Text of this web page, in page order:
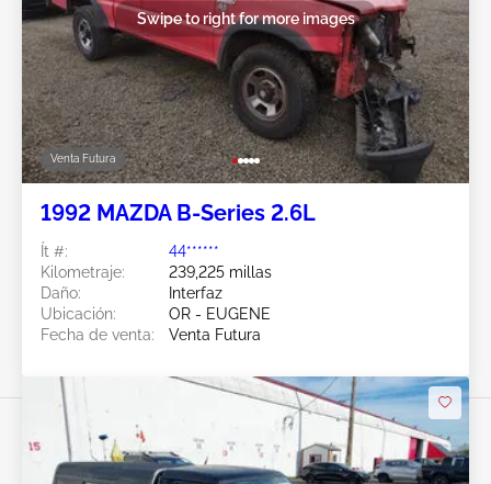
Venta Futura
Swipe to right for more images
1992 MAZDA B-Series 2.6L
Ít #:
44******
Kilometraje:
239,225 millas
Daño:
Interfaz
Ubicación:
OR - EUGENE
Fecha de venta:
Venta Futura